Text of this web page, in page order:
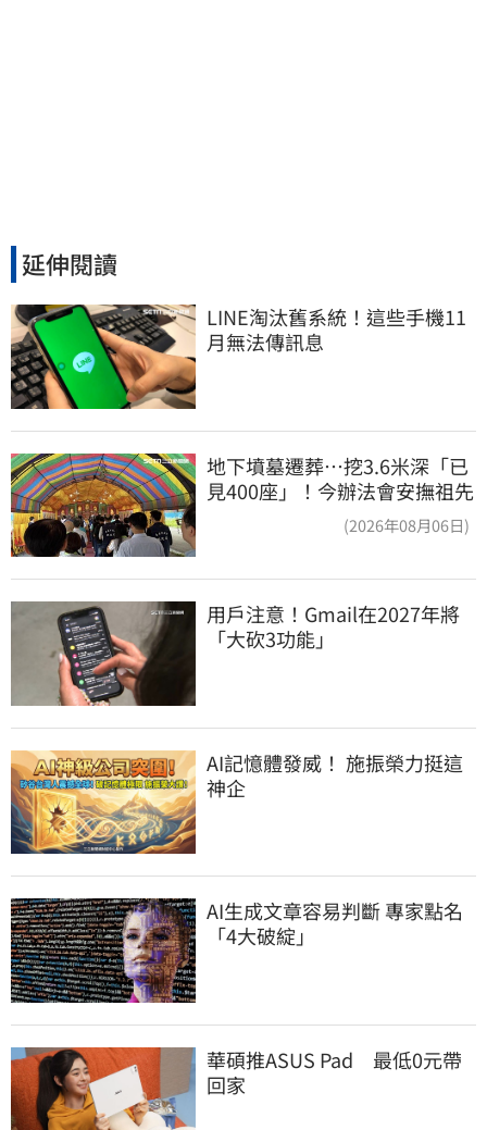
延伸閱讀
LINE淘汰舊系統！這些手機11
月無法傳訊息
地下墳墓遷葬…挖3.6米深「已
見400座」！今辦法會安撫祖先
(2026年08月06日)
用戶注意！Gmail在2027年將
「大砍3功能」
AI記憶體發威！ 施振榮力挺這
神企
AI生成文章容易判斷 專家點名
「4大破綻」
華碩推ASUS Pad　最低0元帶
回家